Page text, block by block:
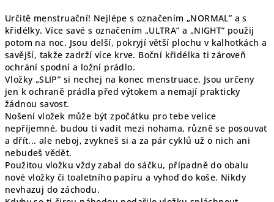
Určitě menstruační! Nejlépe s označením „NORMAL” a s
křidélky. Více savé s označením „ULTRA” a „NIGHT” použij
potom na noc. Jsou delší, pokryjí větší plochu v kalhotkách a
savější, takže zadrží více krve. Boční křidélka ti zároveň
ochrání spodní a ložní prádlo.
Vložky „SLIP” si nechej na konec menstruace. Jsou určeny
jen k ochraně prádla před výtokem a nemají prakticky
žádnou savost.
Nošení vložek může být zpočátku pro tebe velice
nepříjemné, budou ti vadit mezi nohama, různě se posouvat
a dřít... ale neboj, zvykneš si a za pár cyklů už o nich ani
nebudeš vědět.
Použitou vložku vždy zabal do sáčku, případně do obalu
nové vložky či toaletního papíru a vyhoď do koše. Nikdy
nevhazuj do záchodu.